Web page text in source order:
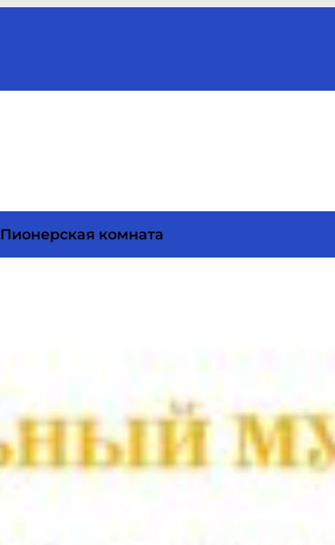
Пионерская комната